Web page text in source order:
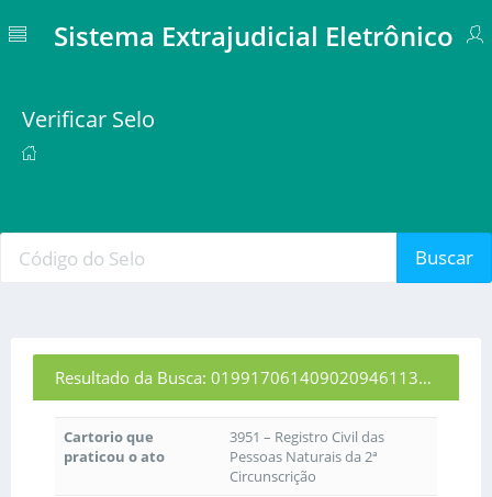
Sistema Extrajudicial Eletrônico
Verificar Selo
Buscar
Resultado da Busca: 01991706140902094611356
Cartorio que
praticou o ato
3951 – Registro Civil das
Pessoas Naturais da 2ª
Circunscrição